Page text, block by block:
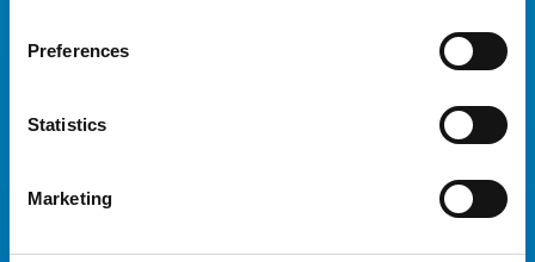
Preferences
Statistics
Marketing